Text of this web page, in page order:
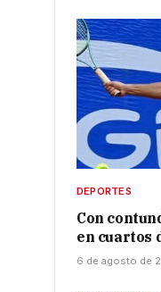
DEPORTES
Con
en cuartos
6 de agosto de